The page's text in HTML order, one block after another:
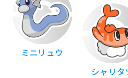
ミニリュウ
シャリタ